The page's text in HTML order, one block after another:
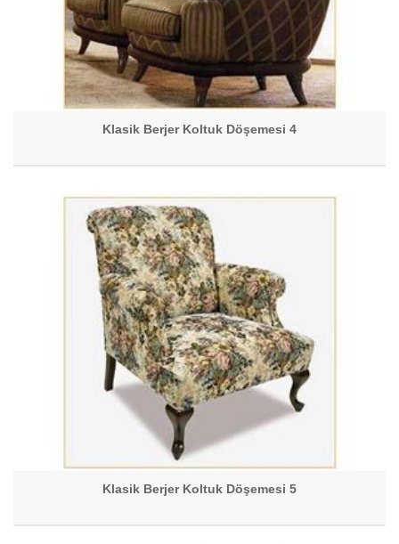
Klasik Berjer Koltuk Döşemesi 4
Klasik Berjer Koltuk Döşemesi 5